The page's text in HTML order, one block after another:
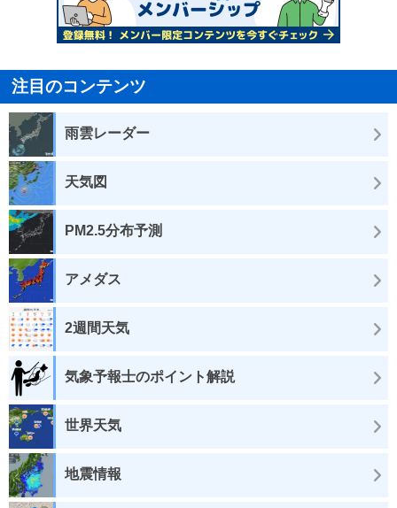
注目のコンテンツ
雨雲レーダー
天気図
PM2.5分布予測
アメダス
2週間天気
気象予報士のポイント解説
世界天気
地震情報